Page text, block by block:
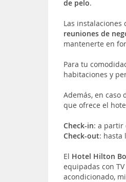
de pelo.
Las
reuniones de
mantenerte en
Para tu
habitaciones y
Además, en
que ofrece el
Check-in: a partir
Check-out: hasta
El Hotel Hilton
equipadas con
acondicionado,